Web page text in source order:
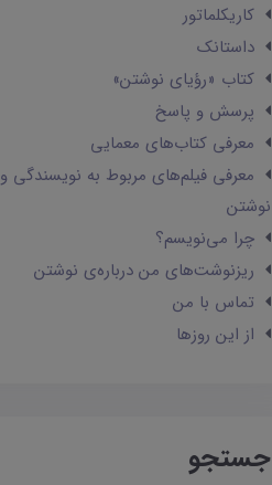
کاریکلماتور
داستانک‌
کتاب «رؤیای نوشتن»
پرسش و پاسخ
معرفی کتاب‌های معمایی
معرفی فیلم‌های مربوط به نویسندگی و
نوشتن
چرا می‌نویسم؟
ریزنوشت‌های من درباره‌ی نوشتن
تماس با من
از این روزها
جستجو